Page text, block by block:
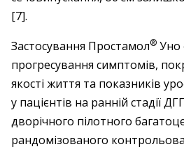
[7].
Застосування Простамол® Уно
прогресування симптомів,
якості життя та показників
у пацієнтів на ранній стадії
дворічного пілотного
рандомізованого